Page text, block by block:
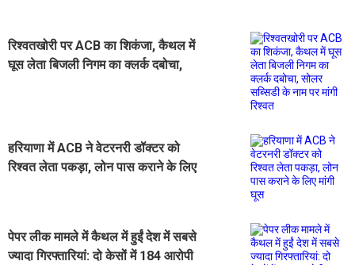
रिश्वतखोरी पर ACB का शिकंजा, कैथल में
घूस लेता बिजली निगम का क्लर्क दबोचा,
हरियाणा में ACB ने वेटरनरी डॉक्टर को
रिश्वत लेता पकड़ा, लोन पास कराने के लिए
पेपर लीक मामले में कैथल में हुईं देश में सबसे
ज्यादा गिरफ्तारियां: दो केसों में 184 आरोपी